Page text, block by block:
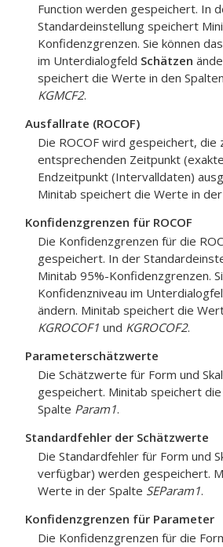
Function werden gespeichert. In
Standardeinstellung speichert
Konfidenzgrenzen. Sie können
im Unterdialogfeld Schätzen
speichert die Werte in den Spalten
KGMCF2.
Ausfallrate (ROCOF)
Die ROCOF wird gespeichert, die
entsprechenden Zeitpunkt
Endzeitpunkt (Intervalldaten)
Minitab speichert die Werte in
Konfidenzgrenzen für ROCOF
Die Konfidenzgrenzen für die
gespeichert. In der
Minitab 95%-Konfidenzgrenzen.
Konfidenzniveau im
ändern. Minitab speichert die
KGROCOF1 und KGROCOF2.
Parameterschätzwerte
Die Schätzwerte für Form und
gespeichert. Minitab speichert
Spalte Param1.
Standardfehler der Schätzwerte
Die Standardfehler für Form und
verfügbar) werden gespeichert.
Werte in der Spalte SEParam1.
Konfidenzgrenzen für Parameter
Die Konfidenzgrenzen für die